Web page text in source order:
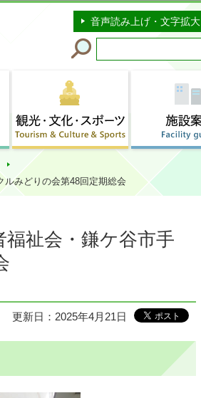
の本文へ移動
音声読み上げ・文字拡大
みどりの会第48回定期総会
祉会・鎌ケ谷市手
更新日：2025年4月21日